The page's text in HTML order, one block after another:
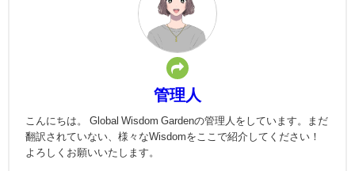
管理人
こんにちは。 Global Wisdom Gardenの管理人をしています。まだ
翻訳されていない、様々なWisdomをここで紹介してください！
よろしくお願いいたします。